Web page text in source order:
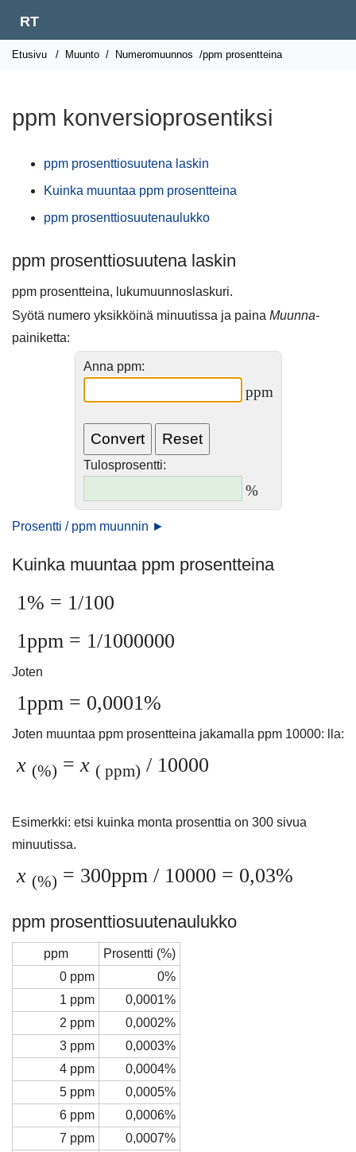
RT
Etusivu / Muunto / Numeromuunnos /ppm prosentteina
ppm konversioprosentiksi
ppm prosenttiosuutena laskin
Kuinka muuntaa ppm prosentteina
ppm prosenttiosuutenaulukko
ppm prosenttiosuutena laskin
ppm prosentteina, lukumuunnoslaskuri.
Syötä numero yksikköinä minuutissa ja paina Muunna-
painiketta:
Anna ppm:
ppm
Tulosprosentti:
%
Prosentti / ppm muunnin ►
Kuinka muuntaa ppm prosentteina
1% = 1/100
1ppm = 1/1000000
Joten
1ppm = 0,0001%
Joten muuntaa ppm prosentteina jakamalla ppm 10000: lla:
x (%) =x ( ppm) / 10000
Esimerkki: etsi kuinka monta prosenttia on 300 sivua
minuutissa.
x (%) = 300ppm / 10000 = 0,03%
ppm prosenttiosuutenaulukko
ppm
Prosentti (%)
0 ppm
0%
1 ppm
0,0001%
2 ppm
0,0002%
3 ppm
0,0003%
4 ppm
0,0004%
5 ppm
0,0005%
6 ppm
0,0006%
7 ppm
0,0007%